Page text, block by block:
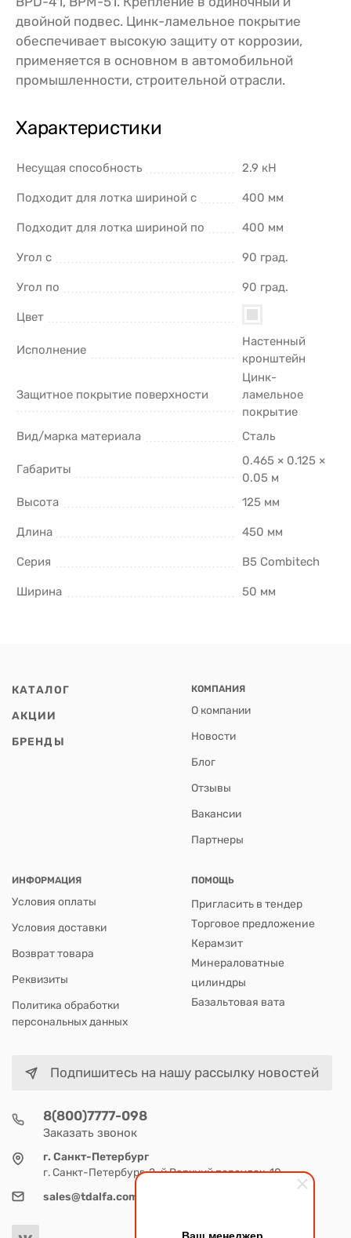
Ваш менеджер
двойной подвес. Цинк-ламельное покрытие
обеспечивает высокую защиту от коррозии,
применяется в основном в автомобильной
промышленности, строительной отрасли.
Характеристики
Несущая способность 2.9 кН
Подходит для лотка шириной с 400 мм
Подходит для лотка шириной по 400 мм
Угол с 90 град.
Угол по 90 град.
Цвет
Исполнение
Настенный
кронштейн
Защитное покрытие поверхности
Цинк-
ламельное
покрытие
Вид/марка материала
Сталь
Габариты
0.465 × 0.125 ×
0.05 м
Высота
125 мм
Длина 450 мм
Серия B5 Combitech
Ширина 50 мм
КАТАЛОГ
АКЦИИ
БРЕНДЫ
КОМПАНИЯ
О компании
Новости
Блог
Отзывы
Вакансии
Партнеры
ИНФОРМАЦИЯ
Условия оплаты
Условия доставки
Возврат товара
Реквизиты
Политика обработки
персональных данных
ПОМОЩЬ
Пригласить в тендер
Торговое предложение
Керамзит
Минераловатные
цилиндры
Базальтовая вата
Подпишитесь на нашу рассылку новостей
8(800)7777-098
Заказать звонок
г. Санкт-Петербург
г. Санкт-Петербург, 2-й Верхний переулок, 10
sales@tdalfa.com